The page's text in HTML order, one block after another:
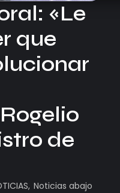
«Le
que
de
, Noticias abajo